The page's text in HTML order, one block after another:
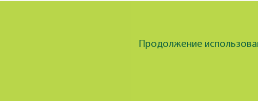
Продолжение